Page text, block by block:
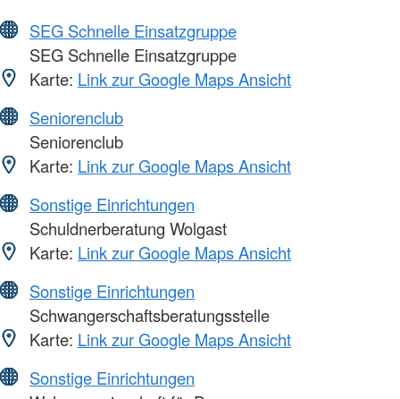
SEG Schnelle Einsatzgruppe
SEG Schnelle Einsatzgruppe
Karte: Link zur Google Maps Ansicht
Seniorenclub
Seniorenclub
Karte: Link zur Google Maps Ansicht
Sonstige Einrichtungen
Schuldnerberatung Wolgast
Karte: Link zur Google Maps Ansicht
Sonstige Einrichtungen
Schwangerschaftsberatungsstelle
Karte: Link zur Google Maps Ansicht
Sonstige Einrichtungen